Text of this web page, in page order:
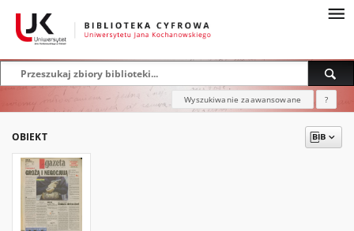
Wyszukiwanie zaawansowane ?
OBIEKT